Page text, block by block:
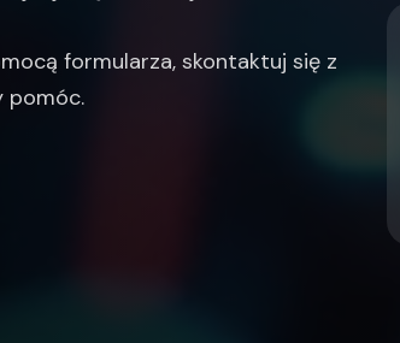
formularza, skontaktuj się z
pomóc.